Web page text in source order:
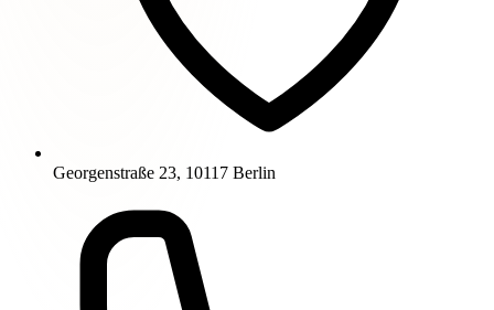
Georgenstraße 23, 10117 Berlin